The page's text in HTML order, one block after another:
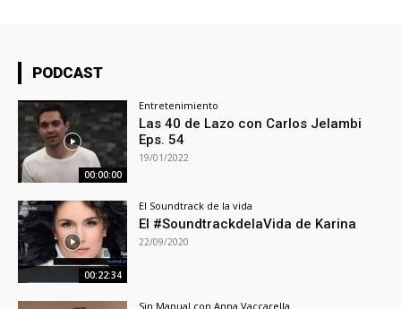
PODCAST
00:00:00
Entretenimiento
Las 40 de Lazo con Carlos Jelambi
Eps. 54
19/01/2022
00:22:34
El Soundtrack de la vida
El #SoundtrackdelaVida de Karina
22/09/2020
Sin Manual con Anna Vaccarella